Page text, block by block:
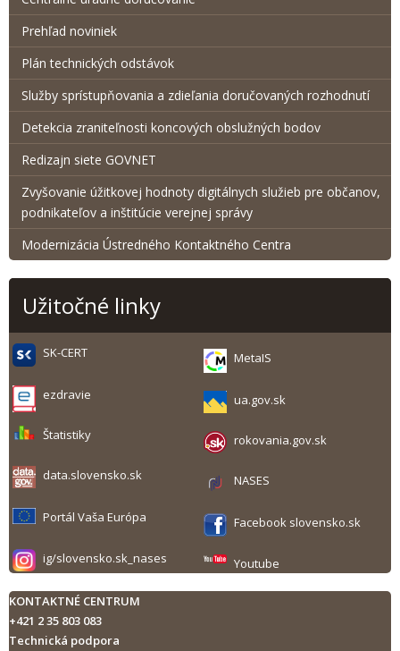
Prehľad noviniek
Plán technických odstávok
Služby sprístupňovania a zdieľania doručovaných rozhodnutí
Detekcia zraniteľnosti koncových obslužných bodov
Redizajn siete GOVNET
Zvyšovanie úžitkovej hodnoty digitálnych služieb pre občanov,
podnikateľov a inštitúcie verejnej správy
Modernizácia Ústredného Kontaktného Centra
Užitočné linky
SK-CERT MetaIS
ezdravie ua.gov.sk
Štatistiky rokovania.gov.sk
data.slovensko.sk NASES
Portál Vaša Európa Facebook slovensko.sk
ig/slovensko.sk_nases Youtube
KONTAKTNÉ CENTRUM
+421 2 35 803 083
Technická podpora